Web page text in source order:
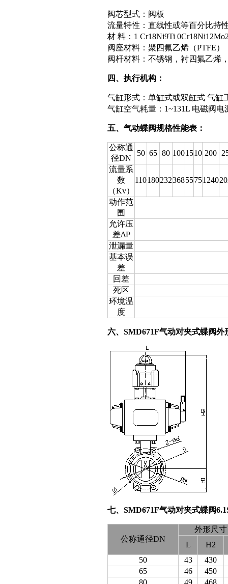
阀芯型式：阀板
流量特性：直线性或等百分比持
材 料：1 Cr18Ni9Ti
阀座材料：聚四氟乙烯（PTFE
阀杆材料：不锈钢，衬四氟乙烯
四、执行机构：
气缸形式：单缸式或双缸式 气缸
气缸空气耗量：1~131L 电磁阀电
五、气动蝶阀规格性能表：
公称通
径DN
50 65 80 1001510 200
流量系
数
（Kv）
11018023236855751240
动作范
围
允许压
差ΔP
泄漏量
基本误
差
回差
死区
环境温
度
六、SMD671F气动对夹式蝶阀外
七、SMD671F气动对夹式蝶阀
公称通径DN
外形尺寸
L
H2
50
43 430
65
46 450
80
49 468